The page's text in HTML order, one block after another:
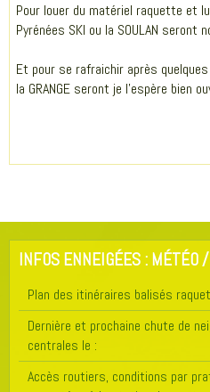
Pour louer du matériel raquette et
Pyrénées SKI ou la SOULAN seront
Et pour se rafraichir après quelques
la GRANGE seront je l'espère bien
INFOS ENNEIGÉES : MÉTÉO
Plan des itinéraires balisés
Dernière et prochaine chute de
centrales le :
Accès routiers, conditions par